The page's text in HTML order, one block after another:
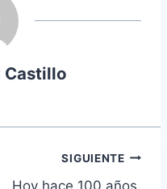
Castillo
SIGUIENTE